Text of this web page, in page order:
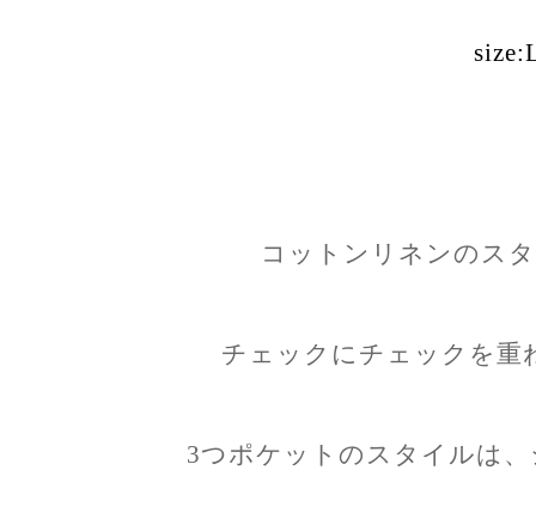
コットンリネンのス
チェックにチェックを重
3つポケットのスタイルは